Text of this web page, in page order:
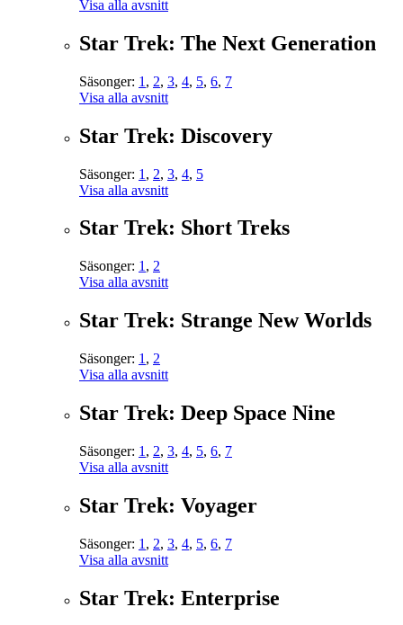
Visa alla avsnitt
Star Trek: The Next Generation
Säsonger: 1 , 2, 3, 4, 5, 6, 7
Visa alla avsnitt
Star Trek: Discovery
Säsonger: 1 , 2, 3, 4, 5
Visa alla avsnitt
Star Trek: Short Treks
Säsonger: 1 , 2
Visa alla avsnitt
Star Trek: Strange New Worlds
Säsonger: 1 , 2
Visa alla avsnitt
Star Trek: Deep Space Nine
Säsonger: 1 , 2, 3, 4, 5, 6, 7
Visa alla avsnitt
Star Trek: Voyager
Säsonger: 1 , 2, 3, 4, 5, 6, 7
Visa alla avsnitt
Star Trek: Enterprise